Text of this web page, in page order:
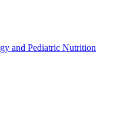
and Pediatric Nutrition